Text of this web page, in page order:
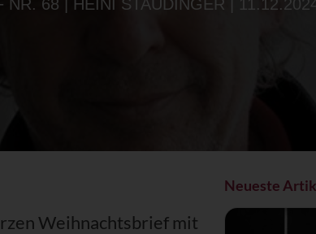
NR. 68 | HEINI STAUDINGER |
Weihnachtsbrief mit
Neueste